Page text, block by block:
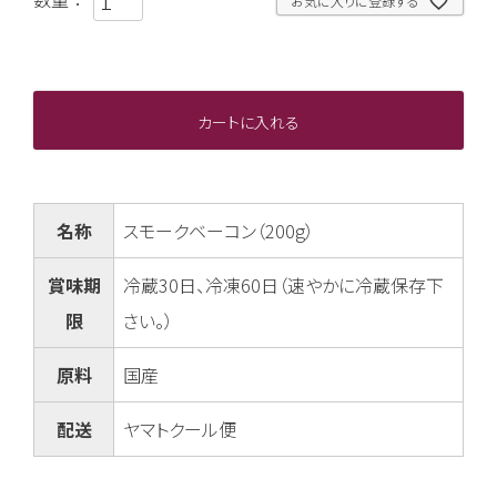
カートに入れる
名称 スモークベーコン（200g）
賞味期
限
冷蔵30日、冷凍60日（速やかに冷蔵保存下
さい。）
原料 国産
配送 ヤマトクール便